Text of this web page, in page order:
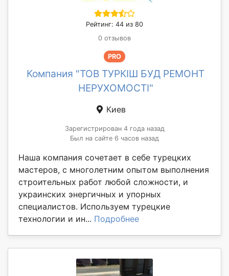
Рейтинг: 44 из 80
0 отзывов
PRO
Компания "ТОВ ТУРКІШ БУД РЕМОНТ
НЕРУХОМОСТІ"
Киев
Зарегистрирован 4 года назад
Был на сайте 6 часов назад
Наша компания сочетает в себе турецких
мастеров, с многолетним опытом выполнения
строительных работ любой сложности, и
украинских энергичных и упорных
специалистов. Используем турецкие
технологии и ин... Подробнее